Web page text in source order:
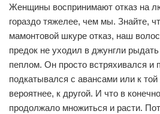
Женщины воспринимают отказ на
гораздо тяжелее, чем мы. Знайте,
мамонтовой шкуре отказ, наш
предок не уходил в джунгли
пеплом. Он просто встряхивался
подкатывался с авансами или к
вероятнее, к другой. И что в
продолжало множиться и расти.